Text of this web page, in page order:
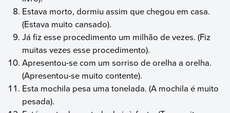
Estava morto, dormiu assim que chegou em casa.
(Estava muito cansado).
Já fiz esse procedimento um milhão de vezes. (Fiz
muitas vezes esse procedimento).
Apresentou-se com um sorriso de orelha a orelha.
(Apresentou-se muito contente).
Esta mochila pesa uma tonelada. (A mochila é muito
pesada).